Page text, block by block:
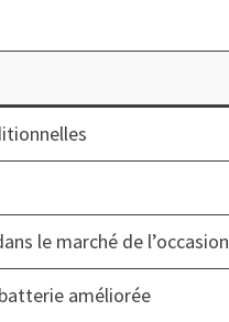
le marché de l’occasion
améliorée